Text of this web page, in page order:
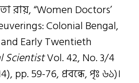
রায়, “Women Doctors’
Colonial Bengal,
Early Twentieth
ScientistVol. 42, No. 3/4
pp. 59-76, প্রবন্ধে, পৃঃ ৬১)।